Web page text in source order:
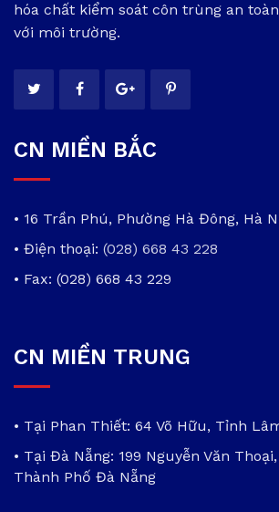
hóa chất kiểm soát côn trùng an
với môi trường.
CN MIỀN BẮC
• 16 Trần Phú, Phường Hà Đông, Hà
• Điện thoại: (028) 668 43 228
• Fax: (028) 668 43 229
CN MIỀN TRUNG
• Tại Phan Thiết: 64 Võ Hữu, Tỉnh
• Tại Đà Nẵng: 199 Nguyễn Văn
Thành Phố Đà Nẵng